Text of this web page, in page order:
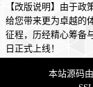
【改版说明】由于
给您带来更为卓越的
征程，历经精心筹备
日正式上线！
本站源码由